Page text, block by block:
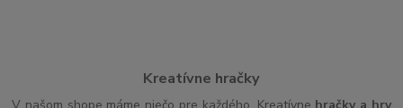
Kreatívne hračky
V našom shope máme niečo pre každého. Kreatívne hračky a hry